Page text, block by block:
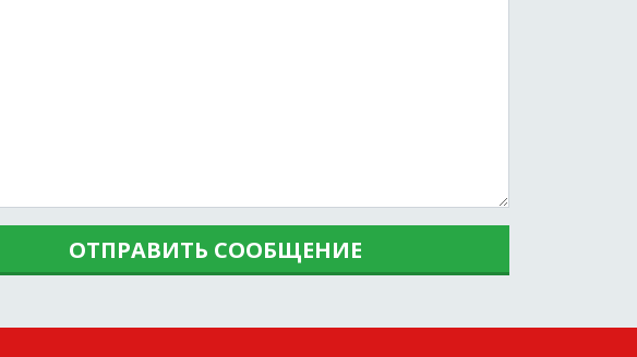
ОТПРАВИТЬ СООБЩЕНИЕ